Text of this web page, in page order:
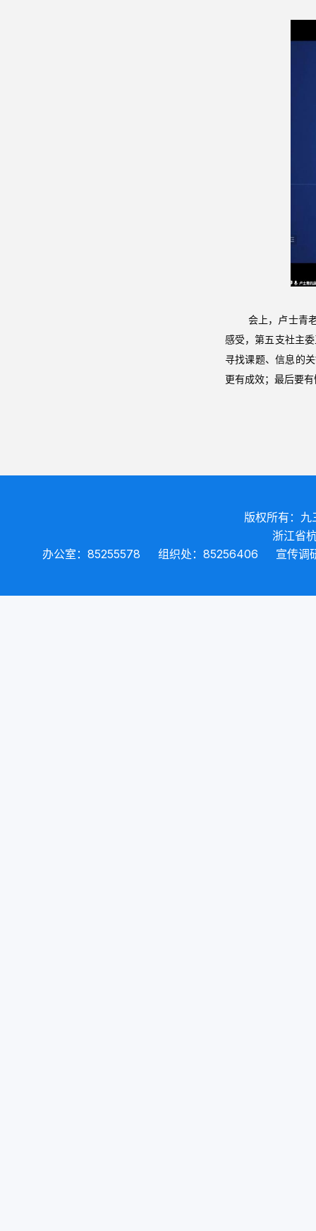
会上，卢士青老
感受，第五支社主
寻找课题、信息的
更有成效；最后要
版权所有：九
浙江省
办公室：85255578
组织处：85256406 宣传调